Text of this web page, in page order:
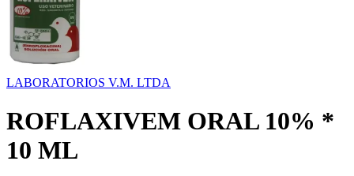
LABORATORIOS V.M. LTDA
ROFLAXIVEM ORAL 10% *
10 ML